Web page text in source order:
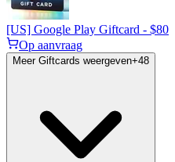
[US] Google Play Giftcard - $80
Op aanvraag
Meer Giftcards weergeven+48